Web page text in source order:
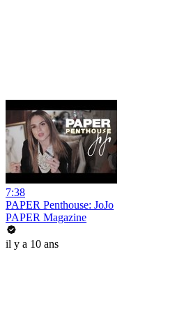
7:38
PAPER Penthouse: JoJo
PAPER Magazine
il y a 10 ans